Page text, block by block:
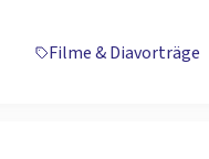
Filme & Diavorträge